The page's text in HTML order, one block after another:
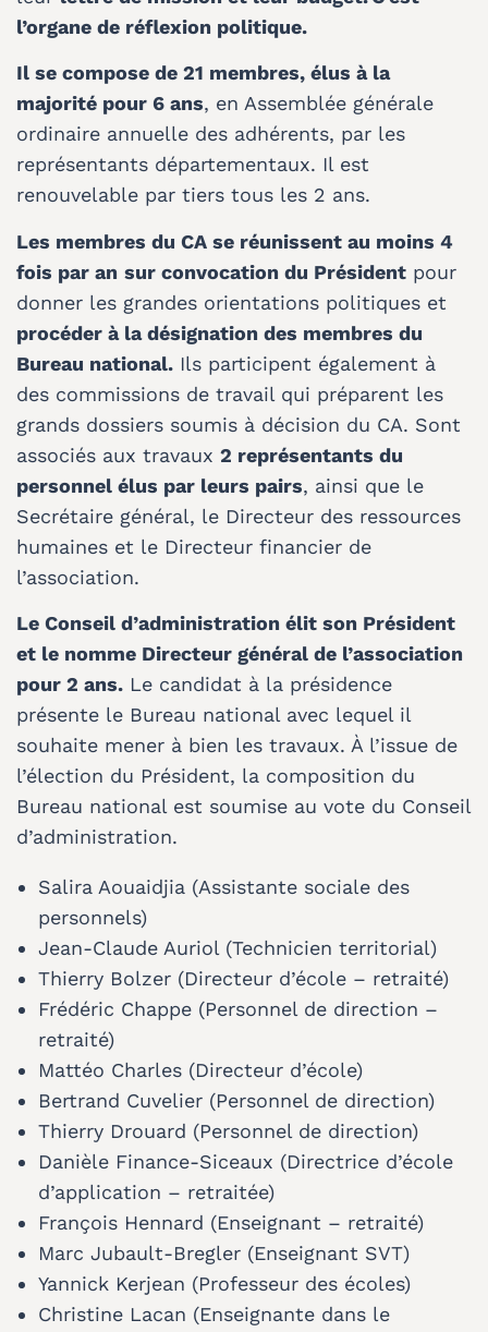
l’organe de réflexion politique.
Il se compose de 21 membres, élus à la
majorité pour 6 ans, en Assemblée générale
ordinaire annuelle des adhérents, par les
représentants départementaux. Il est
renouvelable par tiers tous les 2 ans.
Les membres du CA se réunissent au moins 4
fois par an sur convocation du Président pour
donner les grandes orientations politiques et
procéder à la désignation des membres du
Bureau national. Ils participent également à
des commissions de travail qui préparent les
grands dossiers soumis à décision du CA. Sont
associés aux travaux 2 représentants du
personnel élus par leurs pairs, ainsi que le
Secrétaire général, le Directeur des ressources
humaines et le Directeur financier de
l’association.
Le Conseil d’administration élit son Président
et le nomme Directeur général de l’association
pour 2 ans. Le candidat à la présidence
présente le Bureau national avec lequel il
souhaite mener à bien les travaux. À l’issue de
l’élection du Président, la composition du
Bureau national est soumise au vote du Conseil
d’administration.
Salira Aouaidjia (Assistante sociale des
personnels)
Jean-Claude Auriol (Technicien territorial)
Thierry Bolzer (Directeur d’école – retraité)
Frédéric Chappe (Personnel de direction –
retraité)
Mattéo Charles (Directeur d’école)
Bertrand Cuvelier (Personnel de direction)
Thierry Drouard (Personnel de direction)
Danièle Finance-Siceaux (Directrice d’école
d’application – retraitée)
François Hennard (Enseignant – retraité)
Marc Jubault-Bregler (Enseignant SVT)
Yannick Kerjean (Professeur des écoles)
Christine Lacan (Enseignante dans le